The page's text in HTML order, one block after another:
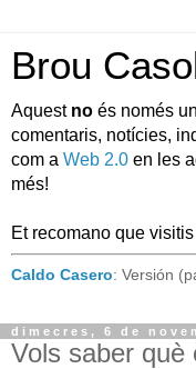
Brou
Aquest no és només
comentaris, notícies,
com a Web 2.0 en les
més!
Et recomano que
Caldo Casero: Versión
dimecres, 6 de
Vols saber què